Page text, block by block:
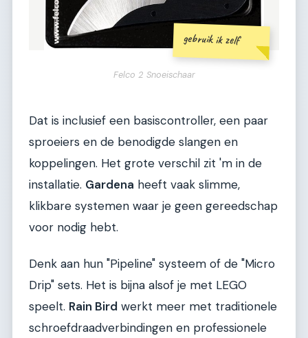
gebruik ik zelf
Felco 2 Snoeischaar
Dat is inclusief een basiscontroller, een paar
sproeiers en de benodigde slangen en
koppelingen. Het grote verschil zit 'm in de
installatie. Gardena heeft vaak slimme,
klikbare systemen waar je geen gereedschap
voor nodig hebt.
Denk aan hun "Pipeline" systeem of de "Micro
Drip" sets. Het is bijna alsof je met LEGO
speelt. Rain Bird werkt meer met traditionele
schroefdraadverbindingen en professionele